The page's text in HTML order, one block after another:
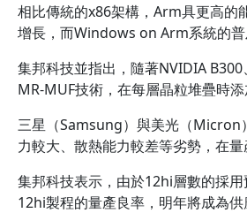
相比傳統的x86架構，Arm具更高的
增長，而Windows on Arm系統的普
集邦科技並指出，隨著NVIDIA
MR-MUF技術，在每層晶粒堆疊時
三星（Samsung）與美光（Micron
力較大、散熱能力較差等劣勢，在
集邦科技表示，由於12hi層數的採
12hi製程的量產良率，明年將成為供